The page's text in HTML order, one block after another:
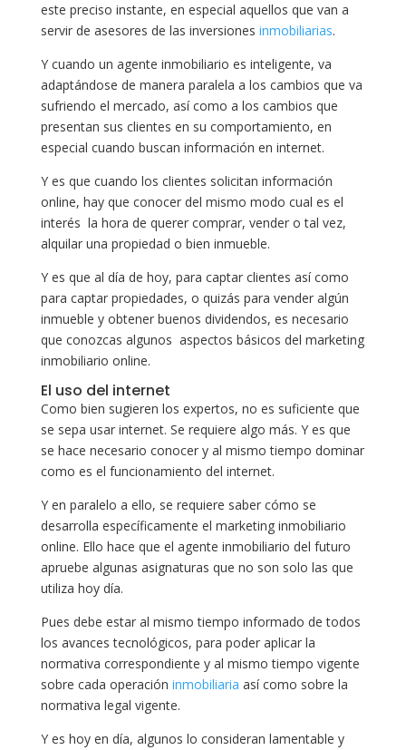
este preciso instante, en especial aquellos que van a
servir de asesores de las inversiones inmobiliarias.
Y cuando un agente inmobiliario es inteligente, va
adaptándose de manera paralela a los cambios que va
sufriendo el mercado, así como a los cambios que
presentan sus clientes en su comportamiento, en
especial cuando buscan información en internet.
Y es que cuando los clientes solicitan información
online, hay que conocer del mismo modo cual es el
interés la hora de querer comprar, vender o tal vez,
alquilar una propiedad o bien inmueble.
Y es que al día de hoy, para captar clientes así como
para captar propiedades, o quizás para vender algún
inmueble y obtener buenos dividendos, es necesario
que conozcas algunos aspectos básicos del marketing
inmobiliario online.
El uso del internet
Como bien sugieren los expertos, no es suficiente que
se sepa usar internet. Se requiere algo más. Y es que
se hace necesario conocer y al mismo tiempo dominar
como es el funcionamiento del internet.
Y en paralelo a ello, se requiere saber cómo se
desarrolla específicamente el marketing inmobiliario
online. Ello hace que el agente inmobiliario del futuro
apruebe algunas asignaturas que no son solo las que
utiliza hoy día.
Pues debe estar al mismo tiempo informado de todos
los avances tecnológicos, para poder aplicar la
normativa correspondiente y al mismo tiempo vigente
sobre cada operación inmobiliaria así como sobre la
normativa legal vigente.
Y es hoy en día, algunos lo consideran lamentable y